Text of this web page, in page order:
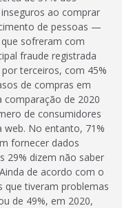
ao comprar
de pessoas —
sofreram com
fraude registrada
terceiros, com 45%
de compras em
comparação de 2020
de consumidores
No entanto, 71%
fornecer dados
29% dizem não saber
de acordo com o
tiveram problemas
de 49%, em 2020,